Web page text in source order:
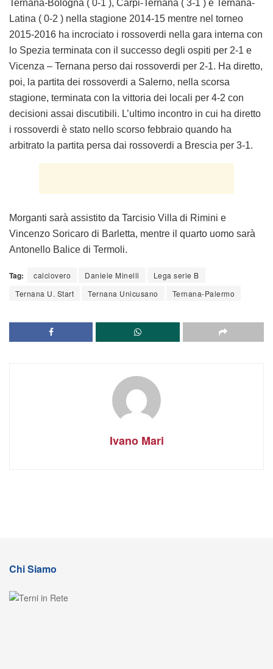
Ternana-Bologna ( 0-1 ), Carpi-Ternana ( 3-1 ) e Ternana-
Latina ( 0-2 ) nella stagione 2014-15 mentre nel torneo
2015-2016 ha incrociato i rossoverdi nella gara interna con
lo Spezia terminata con il successo degli ospiti per 2-1 e
Vicenza – Ternana perso dai rossoverdi per 2-1. Ha diretto,
poi, la partita dei rossoverdi a Salerno, nella scorsa
stagione, terminata con la vittoria dei locali per 4-2 con
decisioni assai discutibili. L’ultimo incontro in cui ha diretto
i rossoverdi è stato nello scorso febbraio quando ha
arbitrato la partita persa dai rossoverdi a Brescia per 3-1.
Morganti sarà assistito da Tarcisio Villa di Rimini e
Vincenzo Soricaro di Barletta, mentre il quarto uomo sarà
Antonello Balice di Termoli.
Tag: calciovero Daniele Minelli
Lega serie B
Ternana U. Start
Ternana Unicusano Ternana-Palermo
Ivano Mari
Chi Siamo